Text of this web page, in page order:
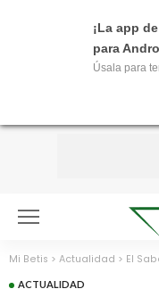
¡La app
para
Úsala para
Mi Betis > Actualidad > El Sabadell
ACTUALIDAD